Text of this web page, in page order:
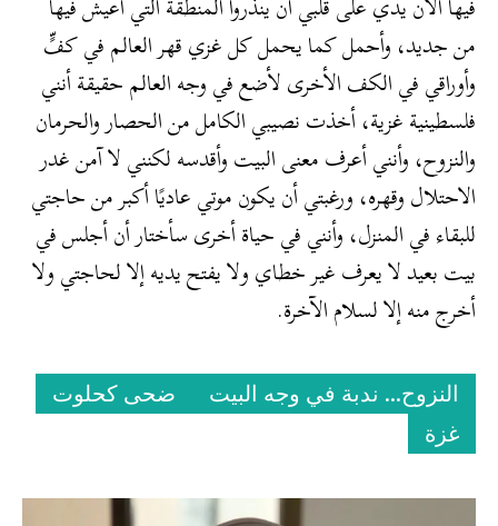
من جديد، وأحمل كما يحمل كل غزي قهر العالم في كفٍّ
وأوراقي في الكف الأخرى لأضع في وجه العالم حقيقة أنني
فلسطينية غزية، أخذت نصيبي الكامل من الحصار والحرمان
والنزوح، وأنني أعرف معنى البيت وأقدسه لكنني لا آمن غدر
الاحتلال وقهره، ورغبتي أن يكون موتي عاديًا أكبر من حاجتي
للبقاء في المنزل، وأنني في حياة أخرى سأختار أن أجلس في
بيت بعيد لا يعرف غير خطاي ولا يفتح يديه إلا لحاجتي ولا
أخرج منه إلا لسلام الآخرة.
النزوح... ندبة في وجه البيت
ضحى كحلوت
غزة